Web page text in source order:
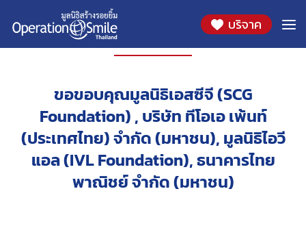
บริจาค
โครงการ
ขอขอบคุณมูลนิธิเอสซีจี (SCG
Foundation) , บริษัท ทีโอเอ เพ้นท์
(ประเทศไทย) จำกัด (มหาชน), มูลนิธิไอวี
แอล (IVL Foundation), ธนาคารไทย
พาณิชย์ จำกัด (มหาชน)